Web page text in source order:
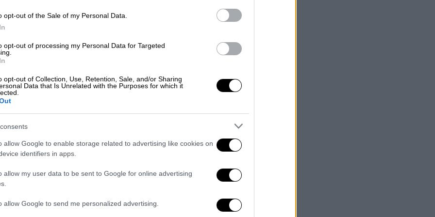
opt-out of the Sale of my Personal Data.
opt-out of processing my Personal Data for Targeted
opt-out of Collection, Use, Retention, Sale, and/or Sharing
Data that Is Unrelated with the Purposes for which it
allow Google to enable storage related to advertising like cookies on
identifiers in apps.
allow my user data to be sent to Google for online advertising
allow Google to send me personalized advertising.
Αθλητισμός|20.05.2025 22:00
ελληνικά και συγκλόνισε: «Είμαι
ποτέ» απάντησε προηγουμένως
Αθλητισμός|30.09.2023 21:42
Premier League: Η τρομερή
το ντέρμπι με τη Λίβερπουλ και
Μάντσεστερ Σίτι!